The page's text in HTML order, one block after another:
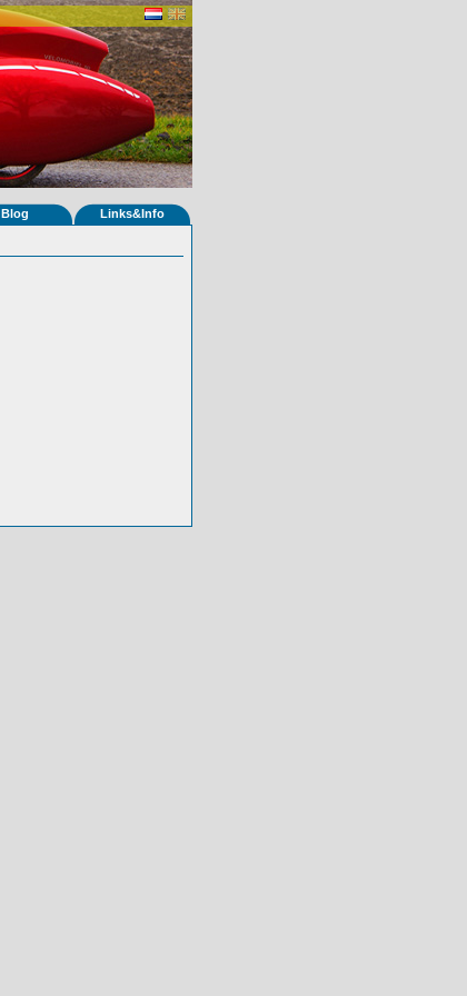
Blog Links&Info